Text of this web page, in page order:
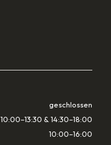
geschlossen
10:00–13:30 & 14:30–18:00
10:00–16:00